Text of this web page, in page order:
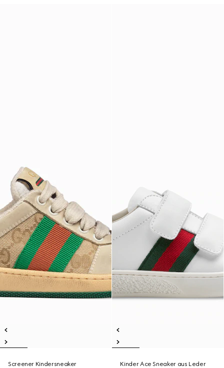
Screener Kindersneaker
Kinder Ace Sneaker aus Leder